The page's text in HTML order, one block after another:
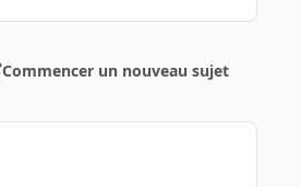
Commencer un nouveau sujet